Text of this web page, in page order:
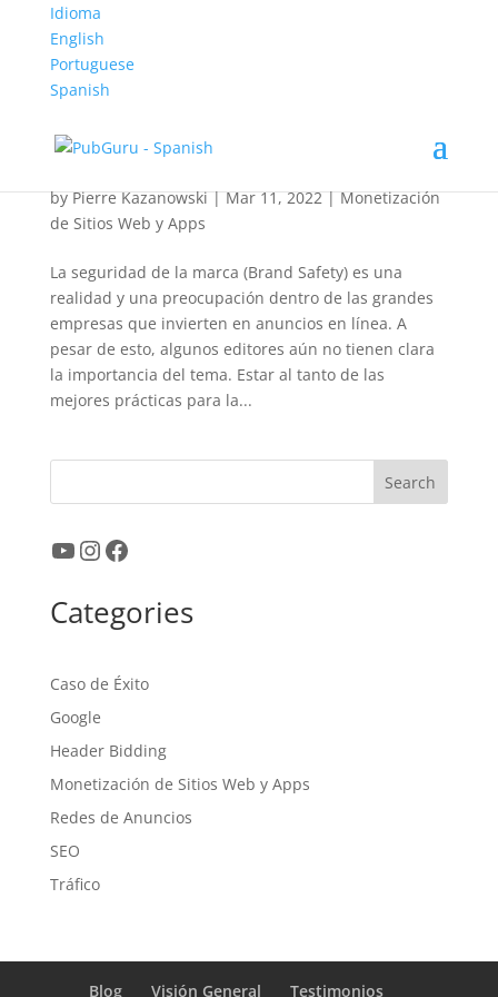
Idioma
English
Portuguese
Spanish
La importancia del Brand Safety para los
byPierre Kazanowski|Mar 11, 2022|Monetización
de Sitios Web y Apps
La seguridad de la marca (Brand Safety) es una
realidad y una preocupación dentro de las grandes
empresas que invierten en anuncios en línea. A
pesar de esto, algunos editores aún no tienen clara
la importancia del tema. Estar al tanto de las
mejores prácticas para la...
Search
YouTube InstagramFacebook
Categories
Caso de Éxito
Google
Header Bidding
Monetización de Sitios Web y Apps
Redes de Anuncios
SEO
Tráfico
Blog Visión General Testimonios